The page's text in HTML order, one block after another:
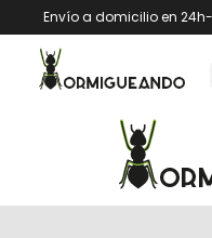
Envío a domicilio en